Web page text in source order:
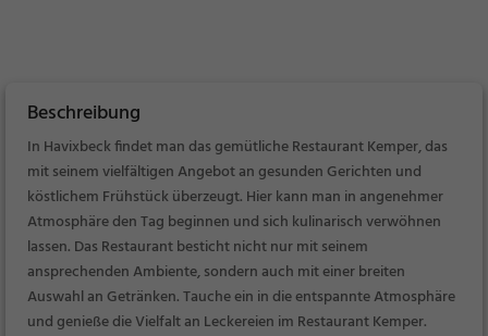
Beschreibung
In Havixbeck findet man das gemütliche Restaurant Kemper, das
mit seinem vielfältigen Angebot an gesunden Gerichten und
köstlichem Frühstück überzeugt. Hier kann man in angenehmer
Atmosphäre den Tag beginnen und sich kulinarisch verwöhnen
lassen. Das Restaurant besticht nicht nur mit seinem
ansprechenden Ambiente, sondern auch mit einer breiten
Auswahl an Getränken. Tauche ein in die entspannte Atmosphäre
und genieße die Vielfalt an Leckereien im Restaurant Kemper.